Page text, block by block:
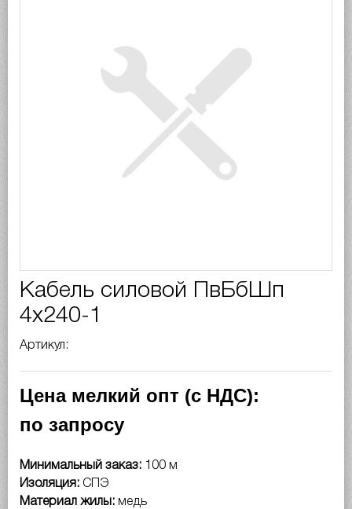
Кабель силовой ПвБбШп
4х240-1
Артикул:
Цена мелкий опт (с НДС):
по запросу
Минимальный заказ:
100 м
Изоляция: СПЭ
Материал жилы: медь